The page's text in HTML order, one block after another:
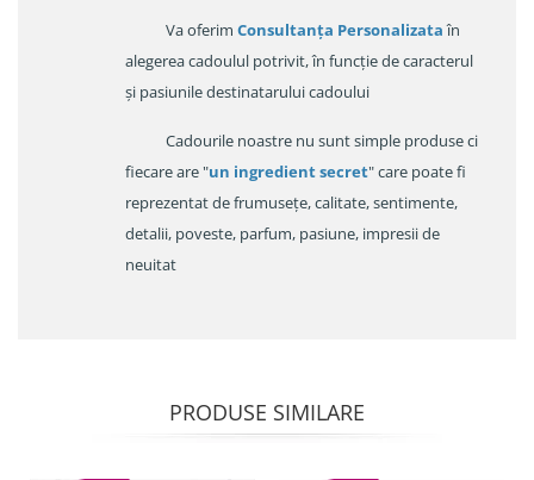
Va oferim Consultanța Personalizataîn
alegerea cadoulul potrivit, în funcție de caracterul
și pasiunile destinatarului cadoului
Cadourile noastre nu sunt simple produse ci
fiecare are "un ingredient secret" care poate fi
reprezentat de frumusețe, calitate, sentimente,
detalii, poveste, parfum, pasiune, impresii de
neuitat
PRODUSE SIMILARE